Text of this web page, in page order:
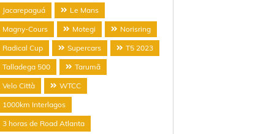
Jacarepaguá Le Mans
Magny-Cours Motegi Norisring
Radical Cup Supercars T5 2023
Talladega 500 Tarumã
Velo Città WTCC
1000km Interlagos
3 horas de Road Atlanta